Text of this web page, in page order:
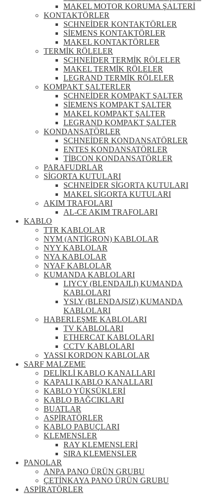
MAKEL MOTOR KORUMA ŞALTERİ
KONTAKTÖRLER
SCHNEİDER KONTAKTÖRLER
SİEMENS KONTAKTÖRLER
MAKEL KONTAKTÖRLER
TERMİK RÖLELER
SCHNEİDER TERMİK RÖLELER
MAKEL TERMİK RÖLELER
LEGRAND TERMİK RÖLELER
KOMPAKT ŞALTERLER
SCHNEİDER KOMPAKT ŞALTER
SİEMENS KOMPAKT ŞALTER
MAKEL KOMPAKT ŞALTER
LEGRAND KOMPAKT ŞALTER
KONDANSATÖRLER
SCHNEİDER KONDANSATÖRLER
ENTES KONDANSATÖRLER
TİBCON KONDANSATÖRLER
PARAFUDRLAR
SİGORTA KUTULARI
SCHNEİDER SİGORTA KUTULARI
MAKEL SİGORTA KUTULARI
AKIM TRAFOLARI
AL-CE AKIM TRAFOLARI
KABLO
TTR KABLOLAR
NYM (ANTİGRON) KABLOLAR
NYY KABLOLAR
NYA KABLOLAR
NYAF KABLOLAR
KUMANDA KABLOLARI
LIYCY (BLENDAJLI) KUMANDA
KABLOLARI
YSLY (BLENDAJSIZ) KUMANDA
KABLOLARI
HABERLEŞME KABLOLARI
TV KABLOLARI
ETHERCAT KABLOLARI
CCTV KABLOLARI
YASSI KORDON KABLOLAR
SARF MALZEME
DELİKLİ KABLO KANALLARI
KAPALI KABLO KANALLARI
KABLO YÜKSÜKLERİ
KABLO BAĞCIKLARI
BUATLAR
ASPİRATÖRLER
KABLO PABUÇLARI
KLEMENSLER
RAY KLEMENSLERİ
SIRA KLEMENSLER
PANOLAR
ANPA PANO ÜRÜN GRUBU
ÇETİNKAYA PANO ÜRÜN GRUBU
ASPİRATÖRLER